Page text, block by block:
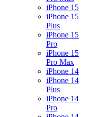
iPhone 15
iPhone 15
Plus
iPhone 15
Pro
iPhone 15
Pro Max
iPhone 14
iPhone 14
Plus
iPhone 14
Pro